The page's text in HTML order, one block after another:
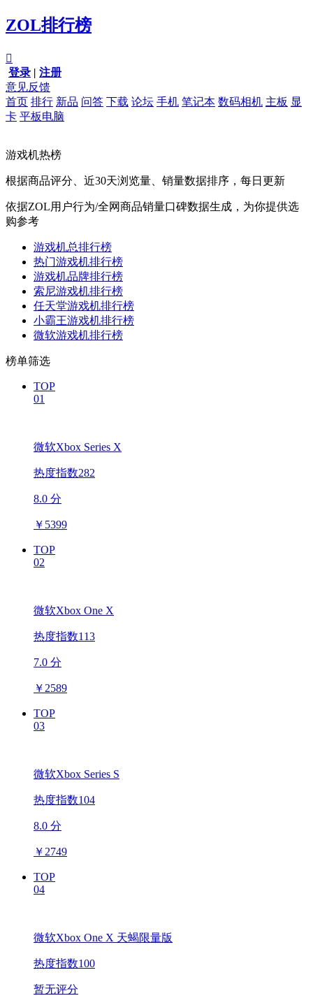
ZOL排行榜

登录 | 注册
意见反馈
首页 排行 新品 问答 下载 论坛 手机 笔记本 数码相机 主板 显
卡 平板电脑
游戏机热榜
根据商品评分、近30天浏览量、销量数据排序，每日更新
依据ZOL用户行为/全网商品销量口碑数据生成，为你提供选
购参考
游戏机总排行榜
热门游戏机排行榜
游戏机品牌排行榜
索尼游戏机排行榜
任天堂游戏机排行榜
小霸王游戏机排行榜
微软游戏机排行榜
榜单筛选
TOP
01
微软Xbox Series X
热度指数282
8.0 分
￥ 5399
TOP
02
微软Xbox One X
热度指数113
7.0 分
￥ 2589
TOP
03
微软Xbox Series S
热度指数104
8.0 分
￥ 2749
TOP
04
微软Xbox One X 天蝎限量版
热度指数100
暂无评分